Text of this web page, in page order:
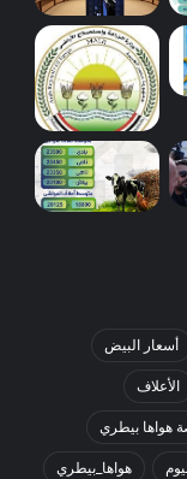
أسعار البيض
الأعلاف
هواها بيطري
هواها_بيطري